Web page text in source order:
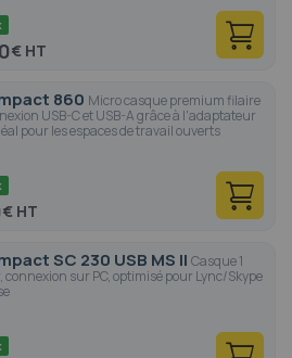
€
860 Micro casque premium filaire
USB-C et USB-A grâce à l'adaptateur
pour les espaces de travail ouverts
€
SC 230 USB MS II Casque 1
connexion sur PC, optimisé pour Lync/Skype